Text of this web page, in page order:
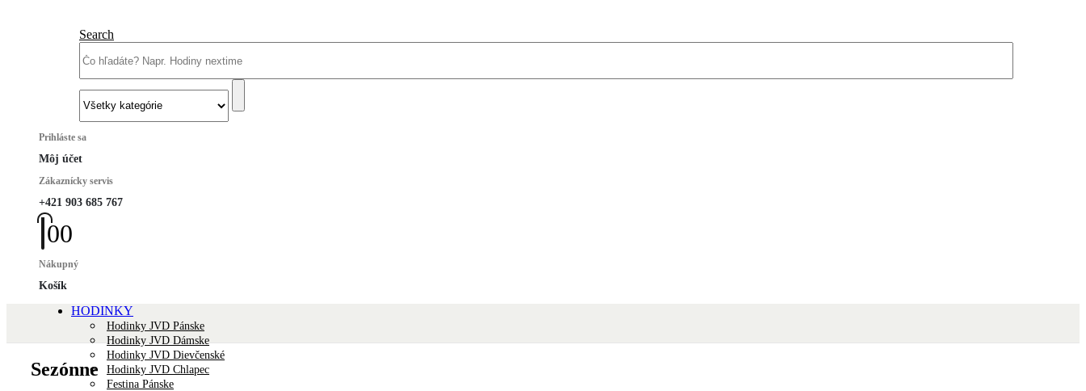
Search
Prihláste sa
Môj účet
Zákaznícky servis
+421 903 685 767
00
Nákupný
Košík
HODINKY
Hodinky JVD Pánske
Hodinky JVD Dámske
Hodinky JVD Dievčenské
Hodinky JVD Chlapec
Festina Pánske
Sezónne